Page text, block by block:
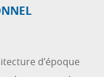
d’époque